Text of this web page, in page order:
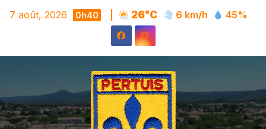
Skip
7 août, 2026 0h40 26°C 6 km/h 45%